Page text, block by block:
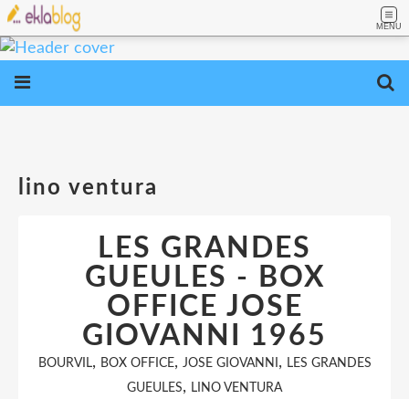
MENU
lino ventura
LES GRANDES
GUEULES - BOX
OFFICE JOSE
GIOVANNI 1965
BOURVIL, BOX OFFICE, JOSE GIOVANNI , LES GRANDES
GUEULES, LINO VENTURA